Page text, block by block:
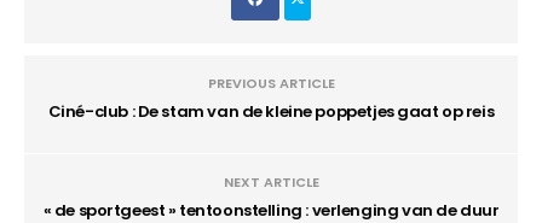
PREVIOUS ARTICLE
Ciné-club : De stam van de kleine poppetjes gaat op reis
NEXT ARTICLE
« de sportgeest » tentoonstelling : verlenging van de duur